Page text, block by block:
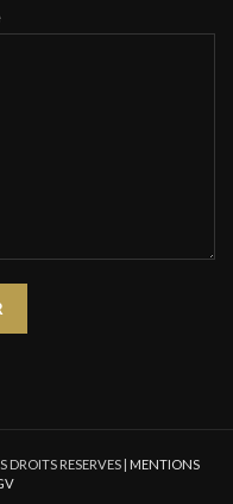
DROITS RESERVES | MENTIONS